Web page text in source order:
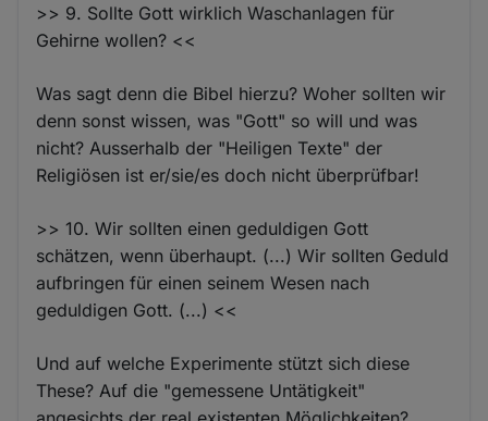
>> 9. Sollte Gott wirklich Waschanlagen für
Gehirne wollen? <<
Was sagt denn die Bibel hierzu? Woher sollten wir
denn sonst wissen, was "Gott" so will und was
nicht? Ausserhalb der "Heiligen Texte" der
Religiösen ist er/sie/es doch nicht überprüfbar!
>> 10. Wir sollten einen geduldigen Gott
schätzen, wenn überhaupt. (...) Wir sollten Geduld
aufbringen für einen seinem Wesen nach
geduldigen Gott. (...) <<
Und auf welche Experimente stützt sich diese
These? Auf die "gemessene Untätigkeit"